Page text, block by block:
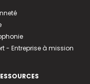
- Entreprise à mission